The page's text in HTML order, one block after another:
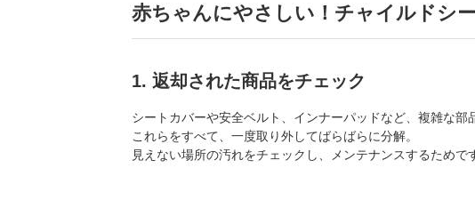
赤ちゃんにやさしい！チャイルドシ
1. 返却された商品をチェック
シートカバーや安全ベルト、インナーパッドなど、複雑な部
これらをすべて、一度取り外してばらばらに分解。
見えない場所の汚れをチェックし、メンテナンスするためで